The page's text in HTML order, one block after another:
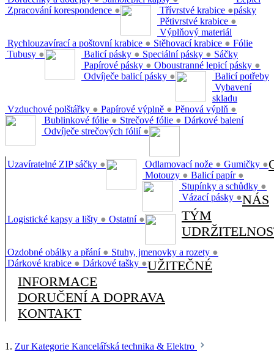
Zpracování korespondence ● Třívrstvé krabice ●
Pětivrstvé krabice ●
Rychlouzavírací a poštovní krabice ● Stěhovací krabice ●
Tubusy ●
pásky
Balicí pásky ● Speciální pásky ●
Papírové pásky ● Oboustranné lepicí pásky ●
Odvíječe balicí pásky ●
Výplňový materiál
Vzduchové polštářky ● Papírové výplně ● Pěnová výplň ●
Fólie
Bublinkové fólie ● Strečové fólie ●
Odvíječe strečových fólií ●
Sáčky
Uzavíratelné ZIP sáčky ●
Balicí potřeby
Odlamovací nože ● Gumičky ●
Motouzy ● Balicí papír ●
Vybavení
skladu
Stupínky a schůdky ●
Vázací pásky ●
Logistické kapsy a lišty ● Ostatní ●
Dárkové balení
Ozdobné obálky a přání ● Stuhy, jmenovky a rozety ●
Dárkové krabice ● Dárkové tašky ●
NÁS
TÝM
UŽITEČNÉ
INFORMACE
DORUČENÍ A DOPRAVA
KONTAKT
1. Zur Kategorie Kancelářská technika & Elektro